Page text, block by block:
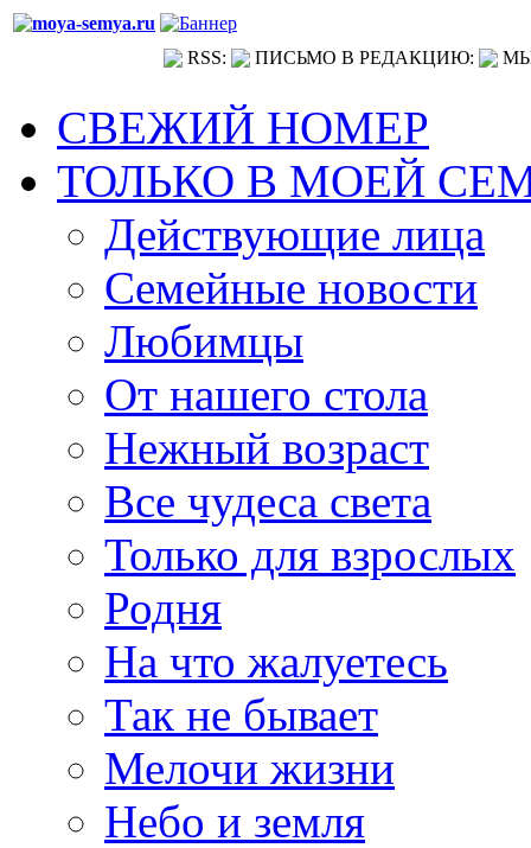
RSS: ПИСЬМО В РЕДАКЦИЮ:
СВЕЖИЙ НОМЕР
ТОЛЬКО В МОЕЙ
Действующие лица
Семейные новости
Любимцы
От нашего стола
Нежный возраст
Все чудеса света
Только для взрослых
Родня
На что жалуетесь
Так не бывает
Мелочи жизни
Небо и земля